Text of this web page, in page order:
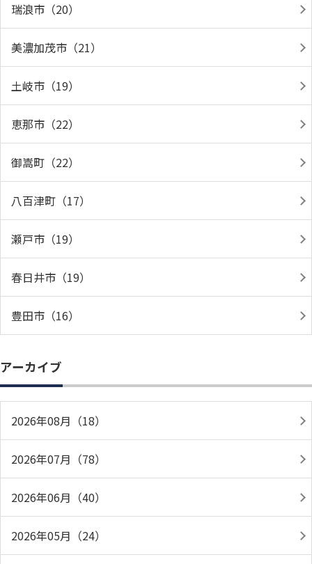
瑞浪市（20）
美濃加茂市（21）
土岐市（19）
恵那市（22）
御嵩町（22）
八百津町（17）
瀬戸市（19）
春日井市（19）
豊田市（16）
アーカイブ
2026年08月（18）
2026年07月（78）
2026年06月（40）
2026年05月（24）